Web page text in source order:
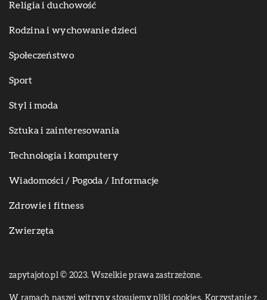
Religia i duchowość
Rodzina i wychowanie dzieci
Społeczeństwo
Sport
Styl i moda
Sztuka i zainteresowania
Technologia i komputery
Wiadomości / Pogoda / Informacje
Zdrowie i fitness
Zwierzęta
zapytajoto.pl © 2023. Wszelkie prawa zastrzeżone.